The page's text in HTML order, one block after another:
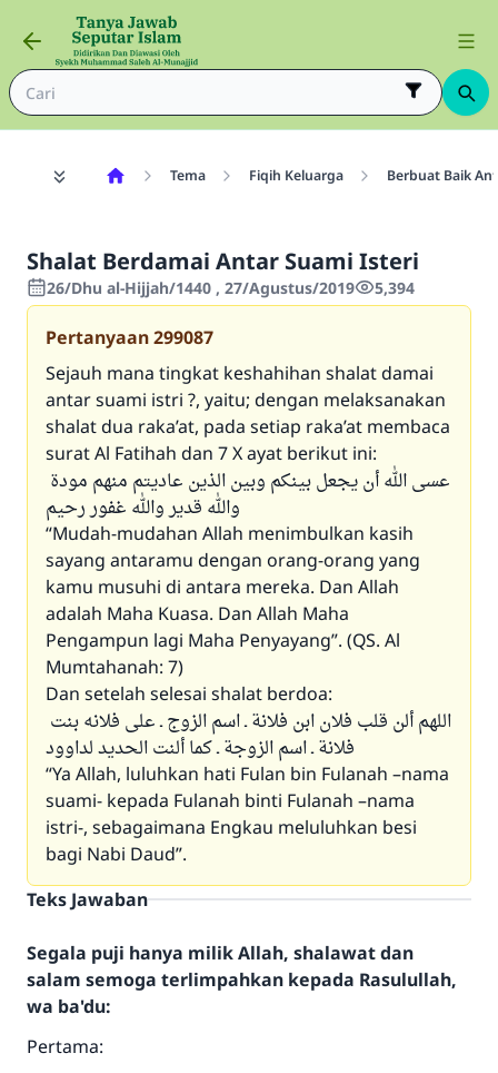
Tema Fiqih Keluarga Berbuat Baik
Shalat Berdamai Antar Suami Isteri
26/Dhu al-Hijjah/1440 , 27/Agustus/2019 5,394
Pertanyaan299087
Sejauh mana tingkat keshahihan shalat damai
antar suami istri ?, yaitu; dengan melaksanakan
shalat dua raka’at, pada setiap raka’at membaca
surat Al Fatihah dan 7 X ayat berikut ini:
“Mudah-mudahan Allah menimbulkan kasih
sayang antaramu dengan orang-orang yang
kamu musuhi di antara mereka. Dan Allah
adalah Maha Kuasa. Dan Allah Maha
Pengampun lagi Maha Penyayang”. (QS. Al
Mumtahanah: 7)
Dan setelah selesai shalat berdoa:
“Ya Allah, luluhkan hati Fulan bin Fulanah –nama
suami- kepada Fulanah binti Fulanah –nama
istri-, sebagaimana Engkau meluluhkan besi
bagi Nabi Daud”.
Teks Jawaban
Segala puji hanya milik Allah, shalawat dan
salam semoga terlimpahkan kepada Rasulullah,
wa ba'du:
Pertama: